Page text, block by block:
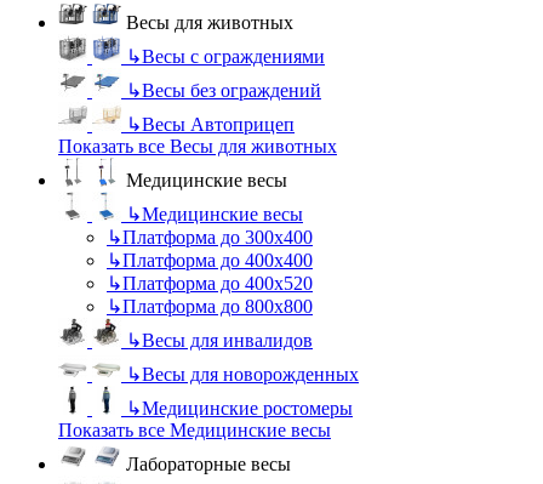
Весы для животных
↳Весы с ограждениями
↳Весы без ограждений
↳Весы Автоприцеп
Показать все Весы для животных
Медицинские весы
↳Медицинские весы
↳Платформа до 300х400
↳Платформа до 400х400
↳Платформа до 400х520
↳Платформа до 800х800
↳Весы для инвалидов
↳Весы для новорожденных
↳Медицинские ростомеры
Показать все Медицинские весы
Лабораторные весы